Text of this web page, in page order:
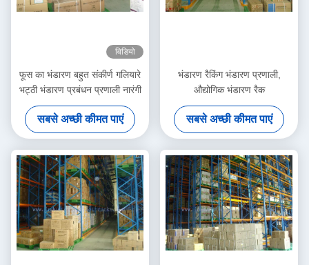
विडियो
फूस का भंडारण बहुत संकीर्ण गलियारे
भट्ठी भंडारण प्रबंधन प्रणाली नारंगी
सबसे अच्छी कीमत पाएं
भंडारण रैकिंग भंडारण प्रणाली,
औद्योगिक भंडारण रैक
सबसे अच्छी कीमत पाएं